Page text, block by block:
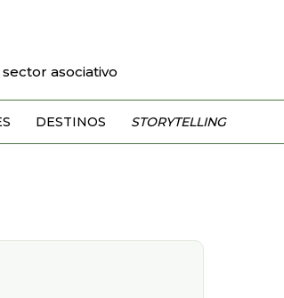
sector asociativo
DESTINOS STORYTELLING